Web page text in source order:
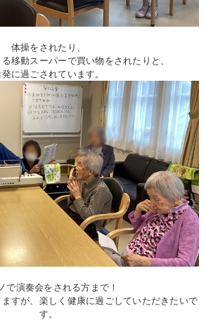
体操をされたり、
移動スーパーで買い物をされたりと、
に過ごされています。
で演奏会をされる方まで！
すが、楽しく健康に過ごしていただきたいで
す。